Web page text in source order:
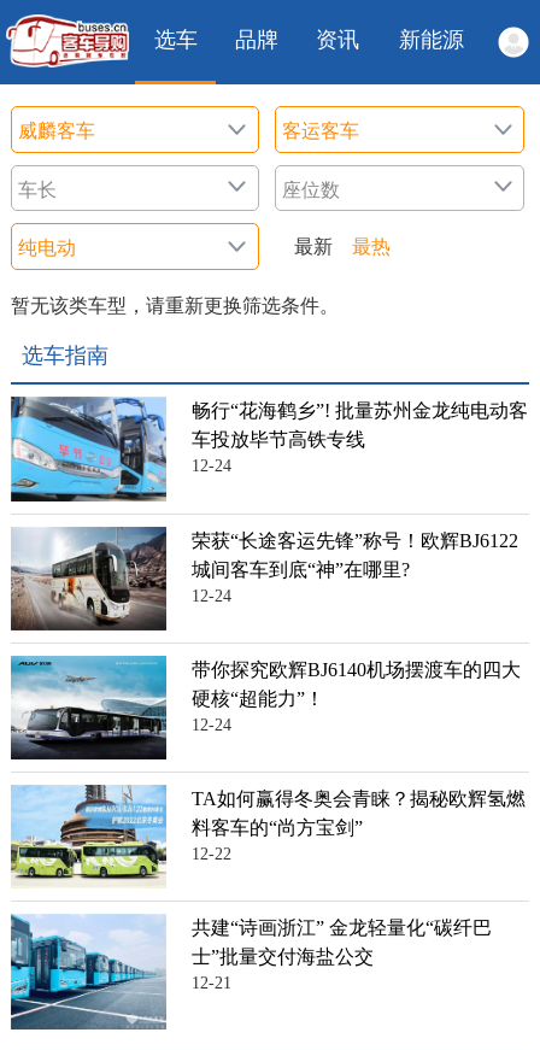
选车 品牌 资讯 新能源
最新 最热
暂无该类车型，请重新更换筛选条件。
选车指南
畅行“花海鹤乡”! 批量苏州金龙纯电动客
车投放毕节高铁专线
12-24
荣获“长途客运先锋”称号！欧辉BJ6122
城间客车到底“神”在哪里?
12-24
带你探究欧辉BJ6140机场摆渡车的四大
硬核“超能力”！
12-24
TA如何赢得冬奥会青睐？揭秘欧辉氢燃
料客车的“尚方宝剑”
12-22
共建“诗画浙江” 金龙轻量化“碳纤巴
士”批量交付海盐公交
12-21